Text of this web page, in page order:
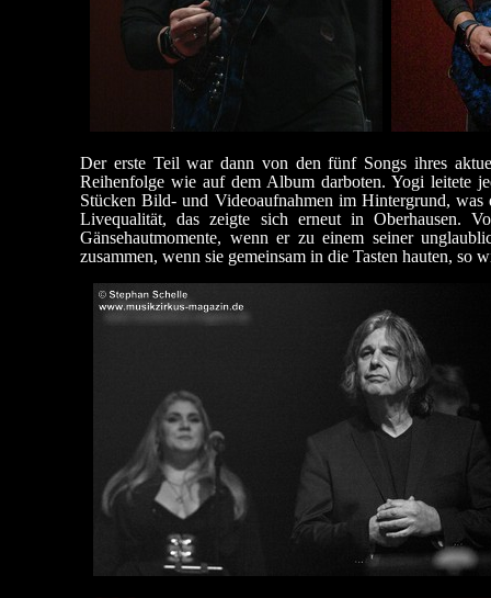
Der erste Teil war dann von den fünf Songs ihres
Reihenfolge wie auf dem Album darboten. Yogi leitete
Stücken Bild- und Videoaufnahmen im Hintergrund,
Livequalität, das zeigte sich erneut in Oberhausen.
Gänsehautmomente, wenn er zu einem seiner
zusammen, wenn sie gemeinsam in die Tasten hauten, so